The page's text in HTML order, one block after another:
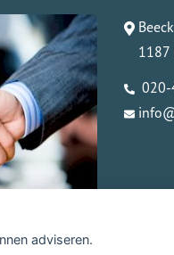
adviseren.
1187